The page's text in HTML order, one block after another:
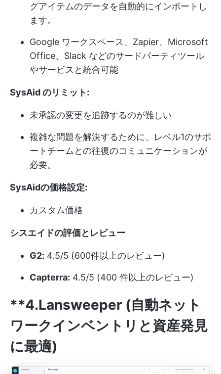
グアイテムのデータを自動的にインポートし
ます。
Google ワークスペース、Zapier、Microsoft
Office、Slack などのサードパーティツール
やサービスと統合可能
SysAid のリミット:
未承認の変更を追跡するのが難しい
複雑な問題を解決するために、レベル1のサポ
ートチームとの往復のコミュニケーションが
必要。
SysAidの価格設定:
カスタム価格
シスエイドの評価とレビュー
G2: 4.5/5 (600件以上のレビュー)
Capterra: 4.5/5 (400 件以上のレビュー)
**4.Lansweeper (自動ネット
ワークインベントリと資産発見
に最適)